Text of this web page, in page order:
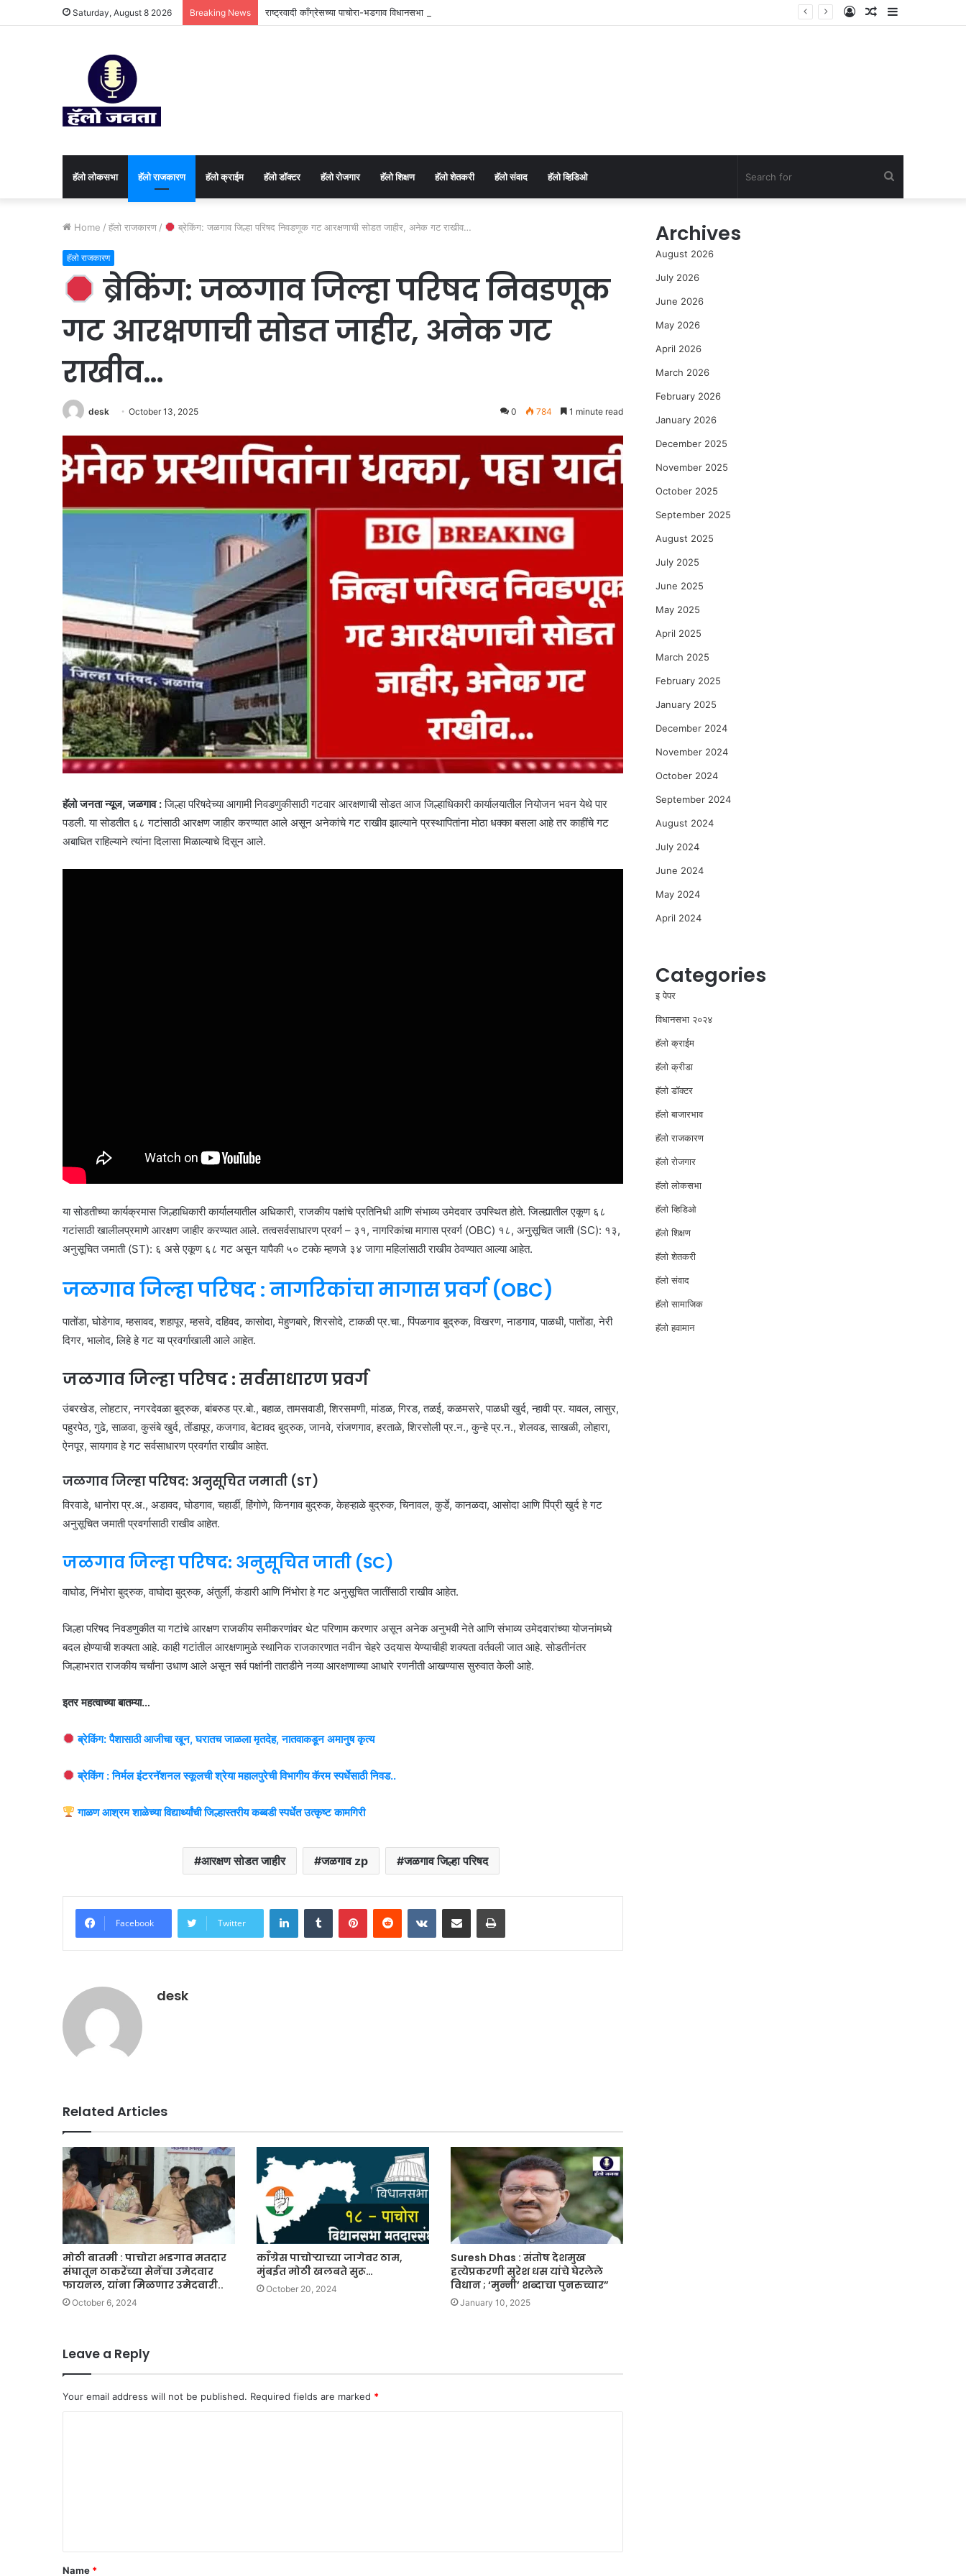
Saturday, August 8 2026 Breaking News राष्ट्रवादी काँग्रेसच्या पाचोरा-भडगाव विधानसभा क्षेत्र प्रमुखपदी हर्षल पाटील यांची नियुक्ती. Sidebar
Random
Log
हॅलो लोकसभा हॅलो राजकारण ⁠हॅलो क्राईम हॅलो डॉक्टर ⁠हॅलो रोजगार हॅलो शिक्षण ⁠हॅलो शेतकरी ⁠हॅलो संवाद ⁠हॅलो व्हिडिओ
Home / हॅलो राजकारण / ब्रेकिंग: जळगाव जिल्हा परिषद निवडणूक गट आरक्षणाची सोडत जाहीर, अनेक गट राखीव…
हॅलो राजकारण
ब्रेकिंग: जळगाव जिल्हा परिषद निवडणूक
गट आरक्षणाची सोडत जाहीर, अनेक गट
राखीव…
desk October 13, 2025 0 784 1 minute read
हॅलो जनता न्यूज, जळगाव :जिल्हा परिषदेच्या आगामी निवडणुकीसाठी गटवार आरक्षणाची सोडत आज जिल्हाधिकारी कार्यालयातील नियोजन भवन येथे पार
पडली. या सोडतीत ६८ गटांसाठी आरक्षण जाहीर करण्यात आले असून अनेकांचे गट राखीव झाल्याने प्रस्थापितांना मोठा धक्का बसला आहे तर काहींचे गट
अबाधित राहिल्याने त्यांना दिलासा मिळाल्याचे दिसून आले.
या सोडतीच्या कार्यक्रमास जिल्हाधिकारी कार्यालयातील अधिकारी, राजकीय पक्षांचे प्रतिनिधी आणि संभाव्य उमेदवार उपस्थित होते. जिल्ह्यातील एकूण ६८
गटांसाठी खालीलप्रमाणे आरक्षण जाहीर करण्यात आले. तत्वसर्वसाधारण प्रवर्ग – ३१, नागरिकांचा मागास प्रवर्ग (OBC) १८, अनुसूचित जाती (SC): १३,
अनुसूचित जमाती (ST): ६ असे एकूण ६८ गट असून यापैकी ५० टक्के म्हणजे ३४ जागा महिलांसाठी राखीव ठेवण्यात आल्या आहेत.
जळगाव जिल्हा परिषद : नागरिकांचा मागास प्रवर्ग (OBC)
पातोंडा, घोडेगाव, म्हसावद, शहापूर, म्हसवे, दहिवद, कासोदा, मेहुणबारे, शिरसोदे, टाकळी प्र.चा., पिंपळगाव बुद्रुक, विखरण, नाडगाव, पाळधी, पातोंडा, नेरी
दिगर, भालोद, लिहे हे गट या प्रवर्गाखाली आले आहेत.
जळगाव जिल्हा परिषद : सर्वसाधारण प्रवर्ग
उंबरखेड, लोहटार, नगरदेवळा बुद्रुक, बांबरुड प्र.बो., बहाळ, तामसवाडी, शिरसमणी, मांडळ, गिरड, तळई, कळमसरे, पाळधी खुर्द, न्हावी प्र. यावल, लासुर,
पहुरपेठ, गुढे, साळवा, कुसंबे खुर्द, तोंडापूर, कजगाव, बेटावद बुद्रुक, जानवे, रांजणगाव, हरताळे, शिरसोली प्र.न., कुन्हे प्र.न., शेलवड, साखळी, लोहारा,
ऐनपूर, सायगाव हे गट सर्वसाधारण प्रवर्गात राखीव आहेत.
जळगाव जिल्हा परिषद: अनुसूचित जमाती (ST)
विरवाडे, धानोरा प्र.अ., अडावद, घोडगाव, चहार्डी, हिंगोणे, किनगाव बुद्रुक, केहऱ्हाळे बुद्रुक, चिनावल, कुर्डे, कानळदा, आसोदा आणि पिंप्री खुर्द हे गट
अनुसूचित जमाती प्रवर्गासाठी राखीव आहेत.
जळगाव जिल्हा परिषद: अनुसूचित जाती (SC)
वाघोड, निंभोरा बुद्रुक, वाघोदा बुद्रुक, अंतुर्ली, कंडारी आणि निंभोरा हे गट अनुसूचित जातींसाठी राखीव आहेत.
जिल्हा परिषद निवडणुकीत या गटांचे आरक्षण राजकीय समीकरणांवर थेट परिणाम करणार असून अनेक अनुभवी नेते आणि संभाव्य उमेदवारांच्या योजनांमध्ये
बदल होण्याची शक्यता आहे. काही गटांतील आरक्षणामुळे स्थानिक राजकारणात नवीन चेहरे उदयास येण्याचीही शक्यता वर्तवली जात आहे. सोडतीनंतर
जिल्हाभरात राजकीय चर्चांना उधाण आले असून सर्व पक्षांनी तातडीने नव्या आरक्षणाच्या आधारे रणनीती आखण्यास सुरुवात केली आहे.
इतर महत्वाच्या बातम्या…
ब्रेकिंग: पैशासाठी आजीचा खून, घरातच जाळला मृतदेह, नातवाकडून अमानुष कृत्य
ब्रेकिंग : निर्मल इंटरनॅशनल स्कूलची श्रेया महालपुरेची विभागीय कॅरम स्पर्धेसाठी निवड..
गाळण आश्रम शाळेच्या विद्यार्थ्यांची जिल्हास्तरीय कब्बडी स्पर्धेत उत्कृष्ट कामगिरी
आरक्षण सोडत जाहीर जळगाव zp जळगाव जिल्हा परिषद
Facebook Twitter
LinkedInTumblr PinterestReddit VKontakteShare via Email Print
desk
Related Articles
मोठी बातमी : पाचोरा भडगाव मतदार
संघातून ठाकरेंच्या सेनेंचा उमेदवार
फायनल, यांना मिळणार उमेदवारी..
October 6, 2024
काँग्रेस पाचोऱ्याच्या जागेवर ठाम,
मुंबईत मोठी खलबते सुरू…
October 20, 2024
Suresh Dhas : संतोष देशमुख
हत्येप्रकरणी सुरेश धस यांचे घेरलेले
विधान ; ‘मुन्नी’ शब्दाचा पुनरुच्चार”
January 10, 2025
Leave a Reply
Your email address will not be published. Required fields are marked *
t
*
Name *
Archives
August 2026
July 2026
June 2026
May 2026
April 2026
March 2026
February 2026
January 2026
December 2025
November 2025
October 2025
September 2025
August 2025
July 2025
June 2025
May 2025
April 2025
March 2025
February 2025
January 2025
December 2024
November 2024
October 2024
September 2024
August 2024
July 2024
June 2024
May 2024
April 2024
Categories
इ पेपर
विधानसभा २०२४
⁠हॅलो क्राईम
हॅलो क्रीडा
हॅलो डॉक्टर
हॅलो बाजारभाव
हॅलो राजकारण
⁠हॅलो रोजगार
हॅलो लोकसभा
⁠हॅलो व्हिडिओ
हॅलो शिक्षण
⁠हॅलो शेतकरी
⁠हॅलो संवाद
हॅलो सामाजिक
हॅलो हवामान